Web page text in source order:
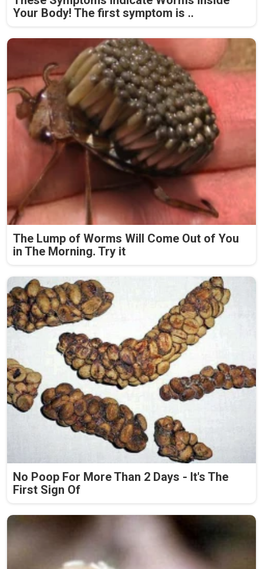
Your Body! The first symptom is ..
The Lump of Worms Will Come Out of You
in The Morning. Try it
No Poop For More Than 2 Days - It's The
First Sign Of